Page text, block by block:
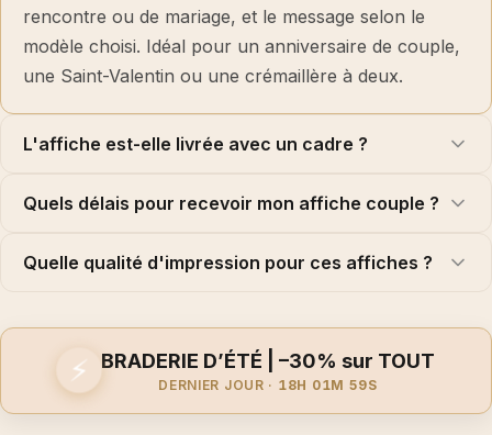
l'affiche seule ou ajoutez un encadrement A4, A3 ou A2 selon
l'envie et l'espace disponible.
Pourquoi choisir une affiche couple ?
Des formats A4, A3 et A2 adaptés à toutes les pièces
Chronopost
Envie d'aller plus loin dans le sur-mesure ? Découvrez notre
citationsou explorez l'ensemble de nosaffiches et posters. Et pour
une idée cadeau toute trouvée, faites un tour dans notre sélection
idées cadeaux
rencontre ou de mariage, et le message selon le
modèle choisi. Idéal pour un anniversaire de couple,
une Saint-Valentin ou une crémaillère à deux.
L'affiche est-elle livrée avec un cadre ?
Quels délais pour recevoir mon affiche couple ?
Quelle qualité d'impression pour ces affiches ?
⚡ BRADERIE D’ÉTÉ | –30% sur TOUT
DERNIER JOUR · 18H 01M 58S